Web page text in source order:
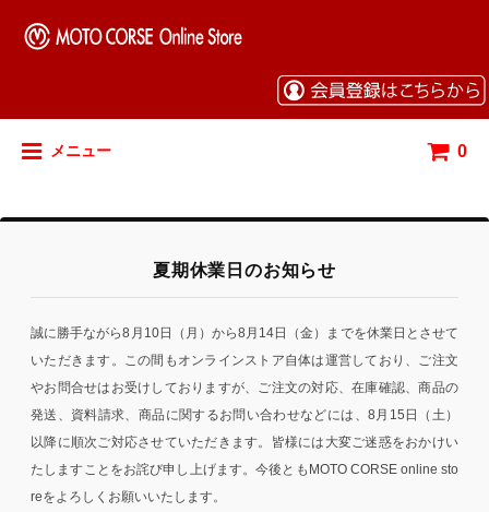
メニュー 0
夏期休業日のお知らせ
誠に勝手ながら8月10日（月）から8月14日（金）までを休業日とさせて
いただきます。この間もオンラインストア自体は運営しており、ご注文
やお問合せはお受けしておりますが、ご注文の対応、在庫確認、商品の
発送、資料請求、商品に関するお問い合わせなどには、8月15日（土）
以降に順次ご対応させていただきます。皆様には大変ご迷惑をおかけい
たしますことをお詫び申し上げます。今後ともMOTO CORSE online sto
reをよろしくお願いいたします。